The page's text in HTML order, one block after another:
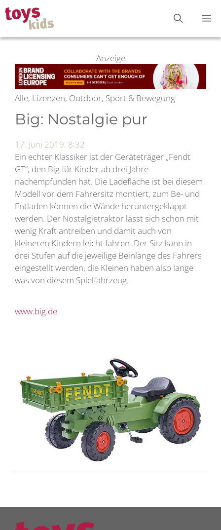
Zum
Inhalt
springen
Anzeige
Alle, Lizenzen, Outdoor, Sport & Bewegung
Big: Nostalgie pur
17. Juni 2019, 8:32
Ein echter Klassiker ist der Geräteträger „Fendt
GT“, den Big für Kinder ab drei Jahre
nachempfunden hat. Die Ladefläche ist bei diesem
Modell vor dem Fahrersitz montiert, zum Be- und
Entladen können die Wände heruntergeklappt
werden. Der Nostalgietraktor lässt sich schon mit
wenig Kraft antreiben und damit auch von
kleineren Kindern leicht fahren. Der Sitz kann in
drei Stufen auf die jeweilige Beinlänge des Fahrers
eingestellt werden, die Kleinen haben also lange
was von diesem Spielfahrzeug.
www.big.de